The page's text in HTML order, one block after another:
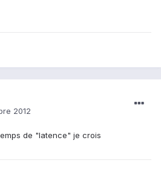
2012
de "latence" je crois